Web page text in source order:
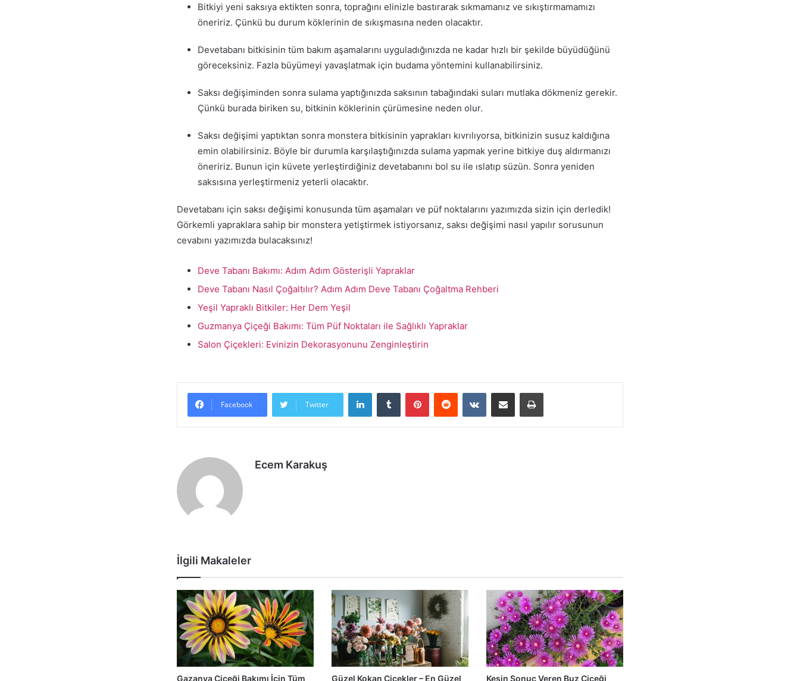
Bitkiyi yeni saksıya ektikten sonra, toprağını elinizle bastırarak sıkmamanız ve sıkıştırmamamızı
öneririz. Çünkü bu durum köklerinin de sıkışmasına neden olacaktır.
Devetabanı bitkisinin tüm bakım aşamalarını uyguladığınızda ne kadar hızlı bir şekilde büyüdüğünü
göreceksiniz. Fazla büyümeyi yavaşlatmak için budama yöntemini kullanabilirsiniz.
Saksı değişiminden sonra sulama yaptığınızda saksının tabağındaki suları mutlaka dökmeniz gerekir.
Çünkü burada biriken su, bitkinin köklerinin çürümesine neden olur.
Saksı değişimi yaptıktan sonra monstera bitkisinin yaprakları kıvrılıyorsa, bitkinizin susuz kaldığına
emin olabilirsiniz. Böyle bir durumla karşılaştığınızda sulama yapmak yerine bitkiye duş aldırmanızı
öneririz. Bunun için küvete yerleştirdiğiniz devetabanını bol su ile ıslatıp süzün. Sonra yeniden
saksısına yerleştirmeniz yeterli olacaktır.
Devetabanı için saksı değişimi konusunda tüm aşamaları ve püf noktalarını yazımızda sizin için derledik!
Görkemli yapraklara sahip bir monstera yetiştirmek istiyorsanız, saksı değişimi nasıl yapılır sorusunun
cevabını yazımızda bulacaksınız!
Deve Tabanı Bakımı: Adım Adım Gösterişli Yapraklar
Deve Tabanı Nasıl Çoğaltılır? Adım Adım Deve Tabanı Çoğaltma Rehberi
Yeşil Yapraklı Bitkiler: Her Dem Yeşil
Guzmanya Çiçeği Bakımı: Tüm Püf Noktaları ile Sağlıklı Yapraklar
Salon Çiçekleri: Evinizin Dekorasyonunu Zenginleştirin
Facebook Twitter
LinkedInTumblr PinterestReddit VKontakteE-Posta ile paylaş Yazdır
Ecem Karakuş
İlgili Makaleler
Gazanya Çiçeği Bakımı İçin Tüm Güzel Kokan Çiçekler – En Güzel Kesin Sonuç Veren Buz Çiçeği